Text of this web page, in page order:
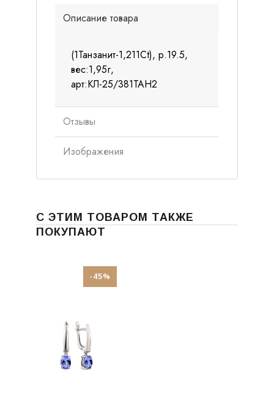
Описание товара
(1Танзанит-1,211Ct), р.19.5,
вес:1,95г,
арт:КЛ-25/381ТАН2
Отзывы
Изображения
С ЭТИМ ТОВАРОМ ТАКЖЕ
ПОКУПАЮТ
-45%